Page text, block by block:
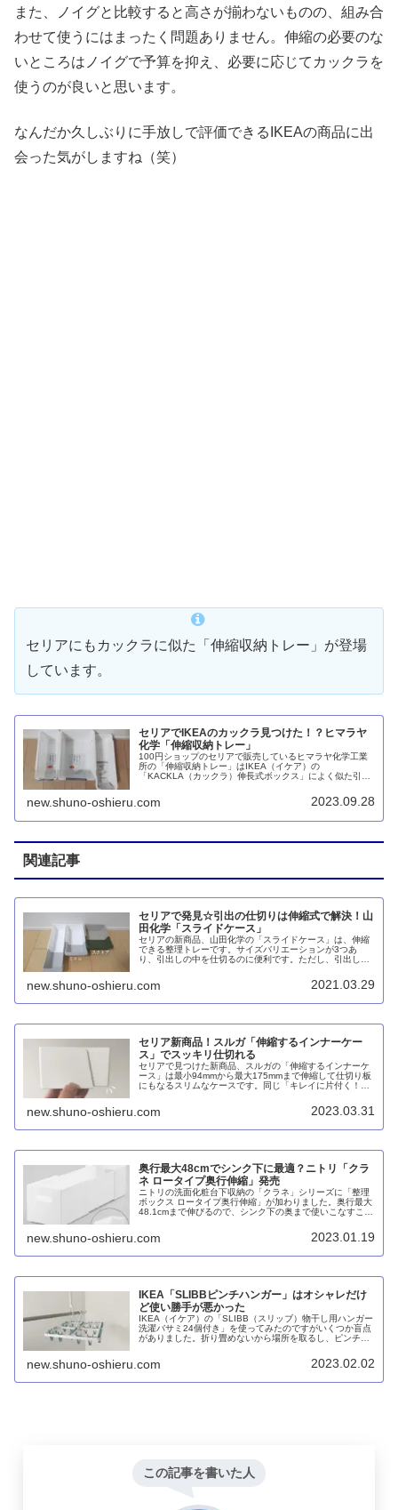
また、ノイグと比較すると高さが揃わないものの、組み合
わせて使うにはまったく問題ありません。伸縮の必要のな
いところはノイグで予算を抑え、必要に応じてカックラを
使うのが良いと思います。
なんだか久しぶりに手放しで評価できるIKEAの商品に出
会った気がしますね（笑）
セリアにもカックラに似た「伸縮収納トレー」が登場
しています。
セリアでIKEAのカックラ見つけた！？ヒマラヤ
化学「伸縮収納トレー」
100円ショップのセリアで販売しているヒマラヤ化学工業
所の「伸縮収納トレー」はIKEA（イケア）の
「KACKLA（カックラ）伸長式ボックス」によく似た引出
トラリーや文房具には深すぎるため、下着の収納に適して
いると思われます。「伸縮キッチン整理トレー」ならちょ
new.shuno-oshieru.com 2023.09.28
関連記事
セリアで発見☆引出の仕切りは伸縮式で解決！山
田化学「スライドケース」
セリアの新商品、山田化学の「スライドケース」は、伸縮
できる整理トレーです。サイズバリエーションが3つあ
り、引出しの中を仕切るのに便利です。ただし、引出しの
で、底面をマスキングテープなどで固定してやる必要があ
ります。
new.shuno-oshieru.com 2021.03.29
セリア新商品！スルガ「伸縮するインナーケー
ス」でスッキリ仕切れる
セリアで見つけた新商品、スルガの「伸縮するインナーケ
ース」は最小94mmから最大175mmまで伸縮して仕切り板
にもなるスリムなケースです。同じ「キレイに片付く！ち
ース」のワイド、2段、スリムの3種類があります。
new.shuno-oshieru.com 2023.03.31
奥行最大48cmでシンク下に最適？ニトリ「クラ
ネ ロータイプ奥行伸縮」発売
ニトリの洗面化粧台下収納の「クラネ」シリーズに「整理
ボックス ロータイプ奥行伸縮」が加わりました。奥行最大
48.1cmまで伸びるので、シンク下の奥まで使いこなすこと
ペースに合わせることを考える必要はないと思います。
new.shuno-oshieru.com 2023.01.19
IKEA「SLIBBピンチハンガー」はオシャレだけ
ど使い勝手が悪かった
IKEA（イケア）の「SLIBB（スリッブ）物干し用ハンガー
洗濯バサミ24個付き」を使ってみたのですがいくつか盲点
がありました。折り畳めないから場所を取るし、ピンチが
の大きさに合わない、ピンチの向きが変えられない、バラ
ンスが悪いといったところです。
new.shuno-oshieru.com 2023.02.02
この記事を書いた人